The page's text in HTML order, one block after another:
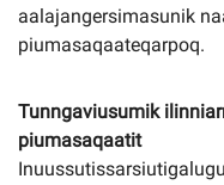
aalajangersimasunik
piumasaqaateqarpoq.
Tunngaviusumik
piumasaqaatit